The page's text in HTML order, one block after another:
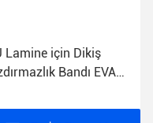
Lamine için Dikiş
Bandı EVA
Yapışkan Bant